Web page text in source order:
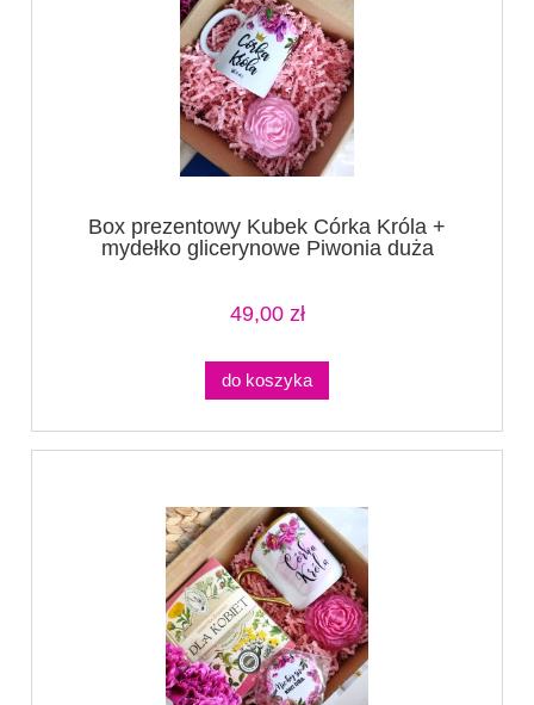
Box prezentowy Kubek Córka Króla +
mydełko glicerynowe Piwonia duża
49,00 zł
do koszyka